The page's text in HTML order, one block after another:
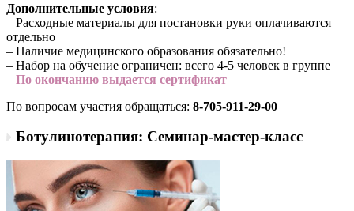
Дополнительные условия:
– Расходные материалы для постановки руки оплачиваются
отдельно
– Наличие медицинского образования обязательно!
– Набор на обучение ограничен: всего 4-5 человек в группе
– По окончанию выдается сертификат
По вопросам участия обращаться: 8-705-911-29-00
Ботулинотерапия: Семинар-мастер-класс